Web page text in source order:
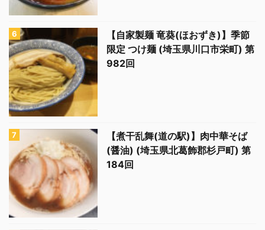
【自家製麺 竜葵(ほおずき)】季節
限定 つけ麺 (埼玉県川口市栄町) 第
982回
【煮干乱舞(道の駅)】肉中華そば
(醤油) (埼玉県北葛飾郡杉戸町) 第
184回